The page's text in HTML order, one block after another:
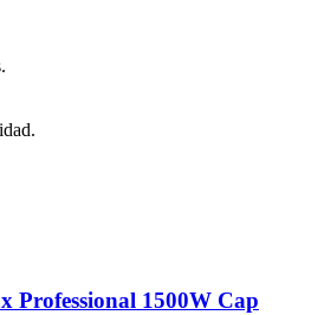
Professional 1500W Cap